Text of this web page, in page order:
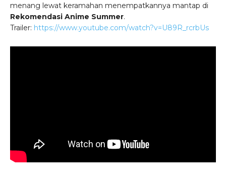
menang lewat keramahan menempatkannya mantap di
Rekomendasi Anime Summer.
Trailer: https://www.youtube.com/watch?v=U89R_rcrbUs